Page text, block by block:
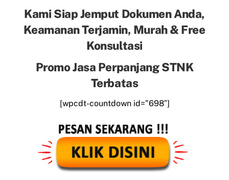
Kami Siap Jemput Dokumen Anda,
Keamanan Terjamin, Murah & Free
Konsultasi
Promo Jasa Perpanjang STNK
Terbatas
[wpcdt-countdown id=”698″]